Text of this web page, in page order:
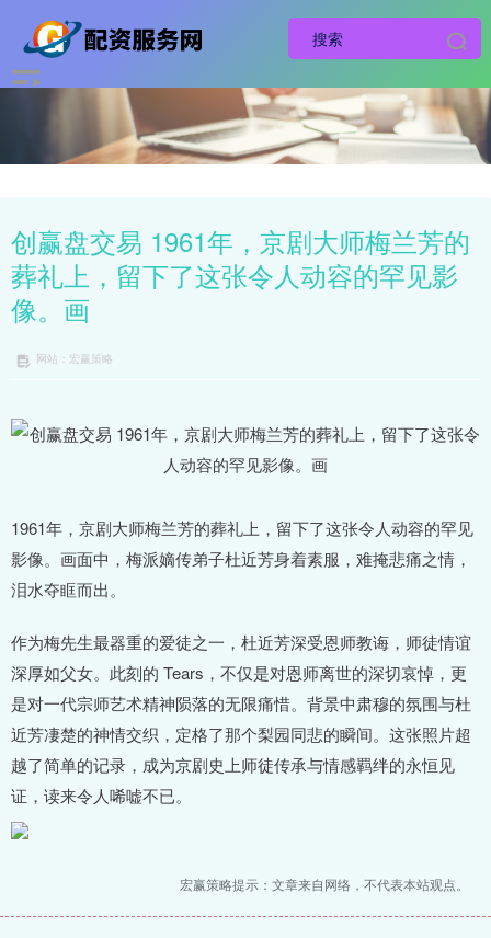
创赢盘交易 1961年，京剧大师梅兰芳的
葬礼上，留下了这张令人动容的罕见影
像。画
网站：宏赢策略
1961年，京剧大师梅兰芳的葬礼上，留下了这张令人动容的罕见
影像。画面中，梅派嫡传弟子杜近芳身着素服，难掩悲痛之情，
泪水夺眶而出。
作为梅先生最器重的爱徒之一，杜近芳深受恩师教诲，师徒情谊
深厚如父女。此刻的 Tears，不仅是对恩师离世的深切哀悼，更
是对一代宗师艺术精神陨落的无限痛惜。背景中肃穆的氛围与杜
近芳凄楚的神情交织，定格了那个梨园同悲的瞬间。这张照片超
越了简单的记录，成为京剧史上师徒传承与情感羁绊的永恒见
证，读来令人唏嘘不已。
宏赢策略提示：文章来自网络，不代表本站观点。